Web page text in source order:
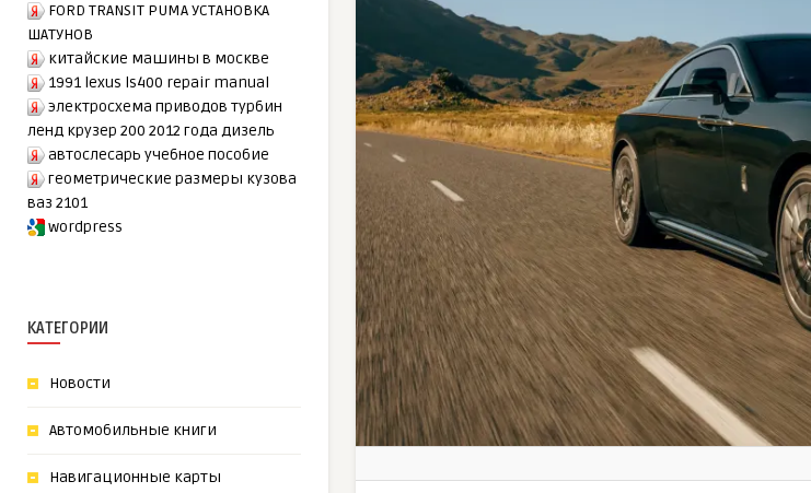
FORD TRANSIT PUMA УСТАНОВКА
ШАТУНОВ
китайские машины в москве
1991 lexus ls400 repair manual
электросхема приводов турбин
ленд крузер 200 2012 года дизель
автослесарь учебное пособие
геометрические размеры кузова
ваз 2101
wordpress
КАТЕГОРИИ
Новости
Автомобильные книги
Навигационные карты